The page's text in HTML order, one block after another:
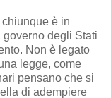
è in
degli Stati
Non è legato
legge, come
pensano che si
di adempiere